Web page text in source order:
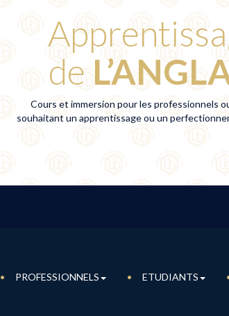
de
Cours et immersion pour les professionnels
souhaitant un apprentissage ou un
PROFESSIONNELS ETUDIANTS